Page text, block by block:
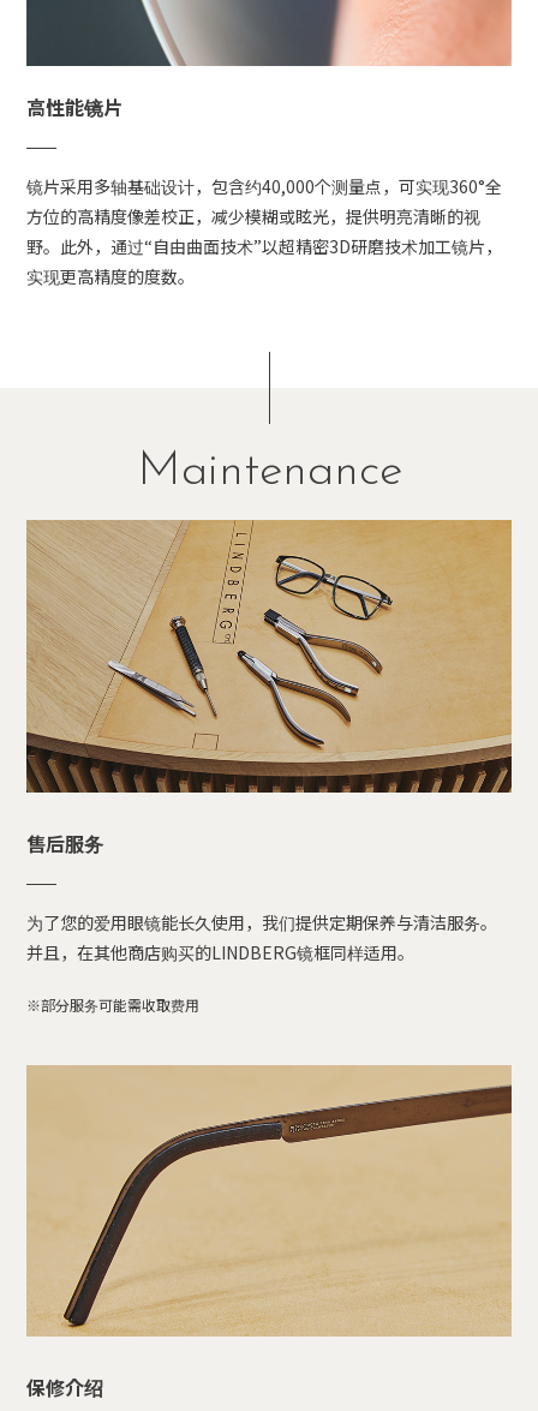
高性能镜片
镜片采用多轴基础设计，包含约40,000个测量点，可实现360°全
方位的高精度像差校正，减少模糊或眩光，提供明亮清晰的视
野。此外，通过“自由曲面技术”以超精密3D研磨技术加工镜片，
实现更高精度的度数。
Maintenance
售后服务
为了您的爱用眼镜能长久使用，我们提供定期保养与清洁服务。
并且，在其他商店购买的LINDBERG镜框同样适用。
※部分服务可能需收取费用
保修介绍